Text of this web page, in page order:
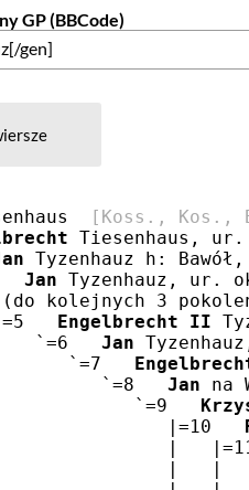
GP (BBCode)
[Koss., Kos.,
Tiesenhaus, ur.
Tyzenhauz h:
Jan Tyzenhauz, ur.
kolejnych 3 pokoleń
Engelbrecht II
`=6 Jan
`=7
`=8 Jan na
`=9
|=10
|
|   |